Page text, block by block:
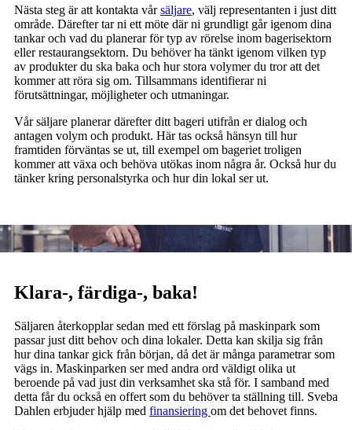
Nästa steg är att kontakta vårsäljare, välj representanten i just ditt
område. Därefter tar ni ett möte där ni grundligt går igenom dina
tankar och vad du planerar för typ av rörelse inom bagerisektorn
eller restaurangsektorn. Du behöver ha tänkt igenom vilken typ
av produkter du ska baka och hur stora volymer du tror att det
kommer att röra sig om. Tillsammans identifierar ni
förutsättningar, möjligheter och utmaningar.
Vår säljare planerar därefter ditt bageri utifrån er dialog och
antagen volym och produkt. Här tas också hänsyn till hur
framtiden förväntas se ut, till exempel om bageriet troligen
kommer att växa och behöva utökas inom några år. Också hur du
tänker kring personalstyrka och hur din lokal ser ut.
Klara-, färdiga-, baka!
Säljaren återkopplar sedan med ett förslag på maskinpark som
passar just ditt behov och dina lokaler. Detta kan skilja sig från
hur dina tankar gick från början, då det är många parametrar som
vägs in. Maskinparken ser med andra ord väldigt olika ut
beroende på vad just din verksamhet ska stå för. I samband med
detta får du också en offert som du behöver ta ställning till. Sveba
Dahlen erbjuder hjälp med finansiering om det behovet finns.